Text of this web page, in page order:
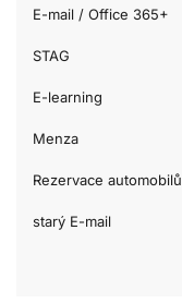
E-mail / Office 365+
STAG
E-learning
Menza
Rezervace automobilů
starý E-mail